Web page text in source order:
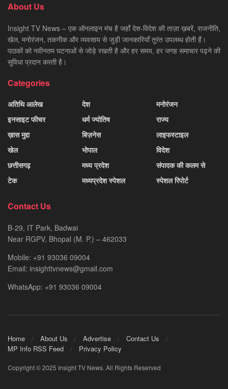
About Us
Insight TV News – एक ऑनलाइन मंच है जहाँ देश-विदेश की ताज़ा ख़बरें, राजनीति,
खेल, मनोरंजन, तकनीक और व्यवसाय से जुड़ी जानकारियाँ तुरंत उपलब्ध होती हैं।
पाठकों को नवीनतम घटनाओं से जोड़े रखती है और हर समय, हर जगह समाचार पढ़ने की
सुविधा प्रदान करती है।
Categories
अतिथि आलेख
इनसाइट फीचर
ख़ास मुद्दा
खेल
छत्तीसगढ़
टेक
देश
धर्म ज्योतिष
बिज़नेस
भोपाल
मध्य प्रदेश
मध्यप्रदेश स्पेशल
मनोरंजन
राज्य
लाइफस्टाइल
विदेश
संपादक की कलम से
स्पेशल रिपोर्ट
Contact Us
B-29, IT Park, Badwai
Near RGPV, Bhopal (M. P.) – 462033
Mobile: +91 93036 09004
Email: insighttvnews@gmail.com
WhatsApp: +91 93036 09004
Home About Us Advertise
Contact Us
MP Info RSS Feed
Privacy Policy
Copyright © 2025 Insight TV News. All Rights Reserved